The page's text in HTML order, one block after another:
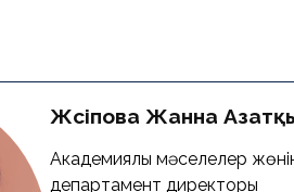
Жүсіпова Жанна
Академиялық мәселелер
департамент директоры